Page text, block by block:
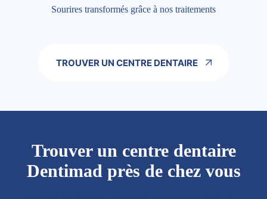
Sourires transformés grâce à nos traitements
TROUVER UN CENTRE DENTAIRE
Trouver un centre dentaire
Dentimad près de chez vous